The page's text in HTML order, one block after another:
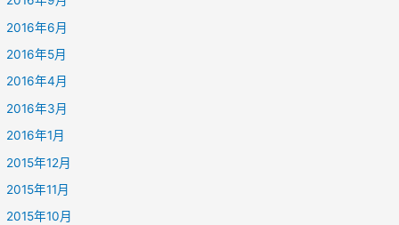
2016年6月
2016年5月
2016年4月
2016年3月
2016年1月
2015年12月
2015年11月
2015年10月